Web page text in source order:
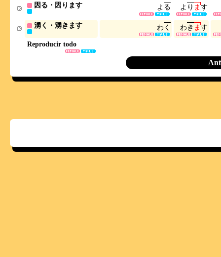
Reproducir todo
因る・因ります よ る よ り ます
湧く・湧きます わ く わき ます